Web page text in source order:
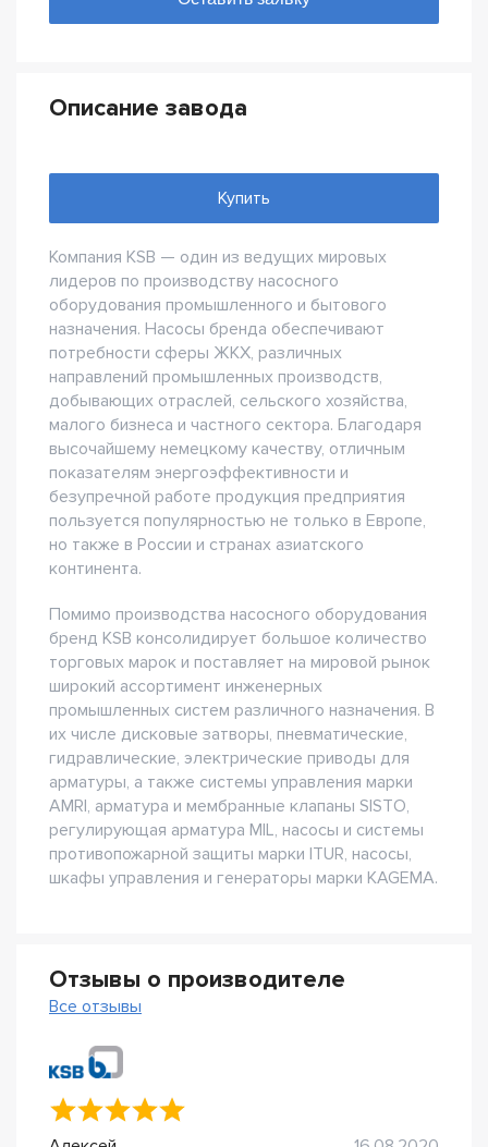
Описание завода
Купить
Компания KSB — один из ведущих мировых
лидеров по производству насосного
оборудования промышленного и бытового
назначения. Насосы бренда обеспечивают
потребности сферы ЖКХ, различных
направлений промышленных производств,
добывающих отраслей, сельского хозяйства,
малого бизнеса и частного сектора. Благодаря
высочайшему немецкому качеству, отличным
показателям энергоэффективности и
безупречной работе продукция предприятия
пользуется популярностью не только в Европе,
но также в России и странах азиатского
континента.
Помимо производства насосного оборудования
бренд KSB консолидирует большое количество
торговых марок и поставляет на мировой рынок
широкий ассортимент инженерных
промышленных систем различного назначения. В
их числе дисковые затворы, пневматические,
гидравлические, электрические приводы для
арматуры, а также системы управления марки
AMRI, арматура и мембранные клапаны SISTO,
регулирующая арматура MIL, насосы и системы
противопожарной защиты марки ITUR, насосы,
шкафы управления и генераторы марки KAGEMA.
Отзывы о производителе
Все отзывы